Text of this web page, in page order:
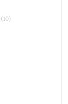
(10)